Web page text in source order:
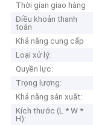
Thời gian giao hàng
Điều khoản thanh
toán
Khả năng cung cấp
Loại xử lý:
Quyền lực:
Trọng lượng:
Khả năng sản xuất:
Kích thước (L * W *
H):